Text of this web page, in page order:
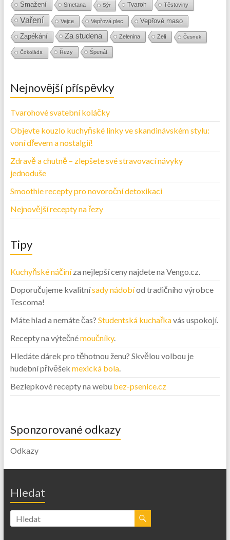
Smažení
Smetana Sýr Tvaroh Těstoviny
Vaření Vejce Vepřová plec
Vepřové maso
Zapékání
Za studena Zelenina Zelí Česnek
Čokoláda Řezy Špenát
Nejnovější příspěvky
Tvarohové svatební koláčky
Objevte kouzlo kuchyňské linky ve skandinávském stylu:
voní dřevem a nostalgií!
Zdravě a chutně – zlepšete své stravovací návyky
jednoduše
Smoothie recepty pro novoroční detoxikaci
Nejnovější recepty na řezy
Tipy
Kuchyňské náčiníza nejlepší ceny najdete na Vengo.cz.
Doporučujeme kvalitnísady nádobíod tradičního výrobce
Tescoma!
Máte hlad a nemáte čas? Studentská kuchařkavás uspokojí.
Recepty na výtečnémoučníky.
Hledáte dárek pro těhotnou ženu? Skvělou volbou je
hudební přívěšek mexická bola.
Bezlepkové recepty na webu bez-psenice.cz
Sponzorované odkazy
Odkazy
Hledat